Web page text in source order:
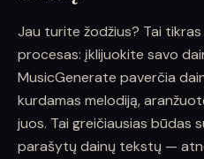
Jau turite žodžius? Tai
procesas: įklijuokite savo
MusicGenerate paverčia
kurdamas melodiją,
juos. Tai greičiausias būdas
parašytų dainų tekstų —